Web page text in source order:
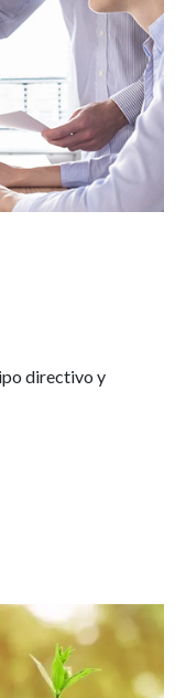
directivo y